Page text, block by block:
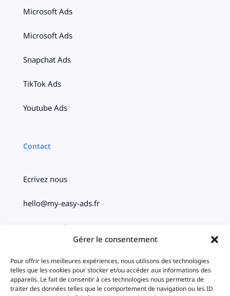
Gérer le consentement
Pour offrir les meilleures expériences, nous utilisons des technologies
telles que les cookies pour stocker et/ou accéder aux informations des
appareils. Le fait de consentir à ces technologies nous permettra de
traiter des données telles que le comportement de navigation ou les ID
Microsoft Ads
Microsoft Ads
Snapchat Ads
TikTok Ads
Youtube Ads
Contact
Ecrivez nous
hello@my-easy-ads.fr
Paris – Bordeaux